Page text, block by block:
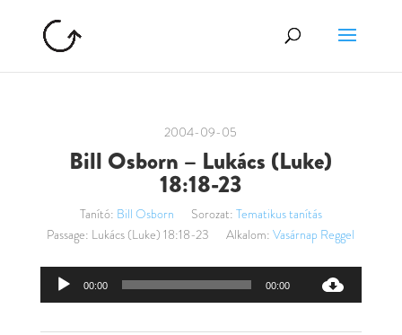
2004-09-05
Bill Osborn – Lukács (Luke)
18:18-23
Tanító: Bill Osborn Sorozat: Tematikus tanítás
Passage: Lukács (Luke) 18:18-23 Alkalom: Vasárnap Reggel
Audió
00:00 00:00